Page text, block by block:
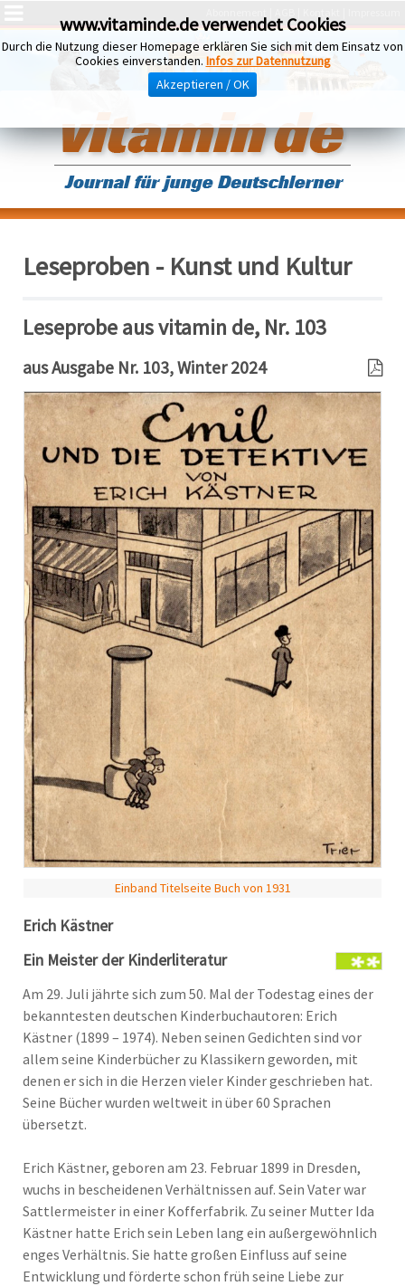
Leseproben - Kunst und Kultur
Leseprobe aus vitamin de, Nr. 103
aus Ausgabe Nr. 103, Winter 2024
Einband Titelseite Buch von 1931
Erich Kästner
Ein Meister der Kinderliteratur
Am 29. Juli jährte sich zum 50. Mal der Todestag eines der
bekanntesten deutschen Kinderbuchautoren: Erich
Kästner (1899 – 1974). Neben seinen Gedichten sind vor
allem seine Kinderbücher zu Klassikern geworden, mit
denen er sich in die Herzen vieler Kinder geschrieben hat.
Seine Bücher wurden weltweit in über 60 Sprachen
übersetzt.
Erich Kästner, geboren am 23. Februar 1899 in Dresden,
wuchs in bescheidenen Verhältnissen auf. Sein Vater war
Sattlermeister in einer Kofferfabrik. Zu seiner Mutter Ida
Kästner hatte Erich sein Leben lang ein außergewöhnlich
enges Verhältnis. Sie hatte großen Einfluss auf seine
Entwicklung und förderte schon früh seine Liebe zur
www.vitaminde.de verwendet Cookies
Durch die Nutzung dieser Homepage erklären Sie sich mit dem Einsatz von
Cookies einverstanden. Infos zur Datennutzung
Akzeptieren / OK